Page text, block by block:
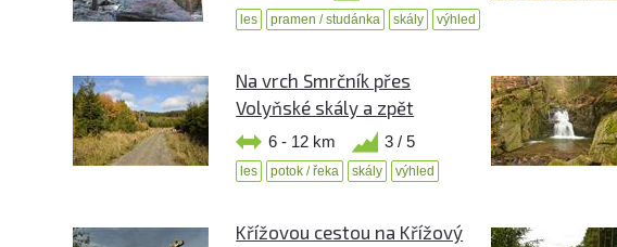
les pramen / studánka skály výhled
Na vrch Smrčník přes
Volyňské skály a zpět
6 - 12 km 3 / 5
les potok / řeka skály výhled
Křížovou cestou na Křížový